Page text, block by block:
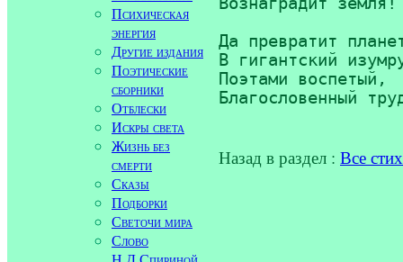
Психическая
энергия
Другие издания
Поэтические
сборники
Отблески
Искры света
Жизнь без
смерти
Сказы
Подборки
Светочи мира
Слово
Да превратит
В гигантский
Поэтами воспетый,
Назад в раздел : Все